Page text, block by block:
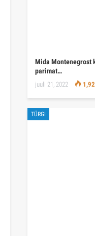
Mida Montenegrost
parimat…
juuli 21, 2022
TÜRGI